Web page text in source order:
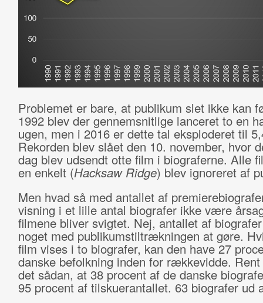
Problemet er bare, at publikum slet ikke kan
1992 blev der gennemsnitlige lanceret to en
ugen, men i 2016 er dette tal eksploderet til
Rekorden blev slået den 10. november, hvor
dag blev udsendt otte film i biograferne. Alle
en enkelt (Hacksaw Ridge) blev ignoreret af
Men hvad så med antallet af
visning i et lille antal biografer ikke være
filmene bliver svigtet. Nej, antallet af
noget med publikumstiltrækningen at gøre.
film vises i to biografer, kan den have 27
danske befolkning inden for rækkevidde.
det sådan, at 38 procent af de danske
95 procent af tilskuerantallet. 63 biografer ud